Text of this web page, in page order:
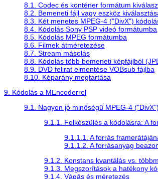
8.1. Codec és konténer formátum
8.2. Bemeneti fájl vagy eszköz
8.3. Két menetes MPEG-4 ("DivX")
8.4. Kódolás Sony PSP videó formátumba
8.5. Kódolás MPEG formátumba
8.6. Filmek átméretezése
8.7. Stream másolás
8.8. Kódolás több bemeneti képfájlból
8.9. DVD felirat elmentése VOBsub fájlba
8.10. Képarány megtartása
9. Kódolás a MEncoderrel
9.1. Nagyon jó minőségű MPEG-4
9.1.1. Felkészülés a kódolásra: A
9.1.1.1. A forrás
9.1.1.2. A forrásanyag
9.1.2. Konstans kvantálás vs.
9.1.3. Megszorítások a hatékony
9.1.4. Vágás és méretezés